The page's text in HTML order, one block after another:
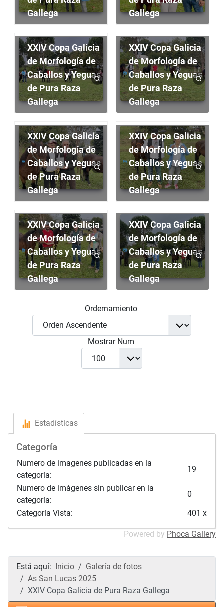
Gallega
Gallega
XXIV Copa Galicia
de Morfología de
Caballos y Yeguas
de Pura Raza
Gallega
XXIV Copa Galicia
de Morfología de
Caballos y Yeguas
de Pura Raza
Gallega
XXIV Copa Galicia
de Morfología de
Caballos y Yeguas
de Pura Raza
Gallega
XXIV Copa Galicia
de Morfología de
Caballos y Yeguas
de Pura Raza
Gallega
XXIV Copa Galicia
de Morfología de
Caballos y Yeguas
de Pura Raza
Gallega
XXIV Copa Galicia
de Morfología de
Caballos y Yeguas
de Pura Raza
Gallega
Ordernamiento
Mostrar Num
Estadísticas
Categoría
Numero de imagenes publicadas en la
categoría:
19
Numero de imágenes sin publicar en la
categoría:
0
Categoría Vista:
401 x
Powered by Phoca Gallery
Está aquí: Inicio
Galería de fotos
As San Lucas 2025
XXIV Copa Galicia de Pura Raza Gallega